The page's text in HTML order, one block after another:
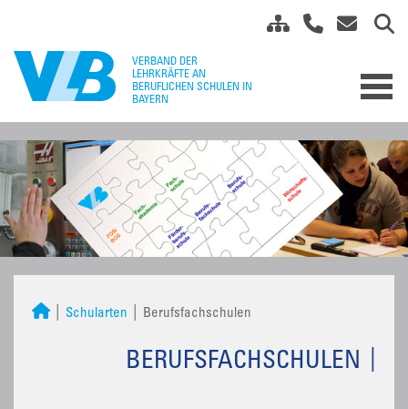
Schularten Berufsfachschulen
BERUFSFACHSCHULEN